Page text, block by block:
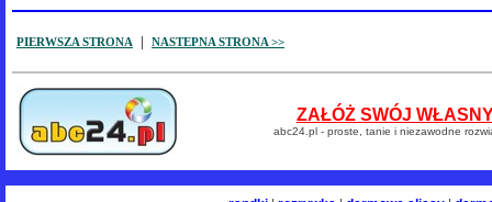
PIERWSZA STRONA NASTEPNA STRONA >>
ZAŁÓŻ SWÓJ
abc24.pl - proste, tanie i niezawodne